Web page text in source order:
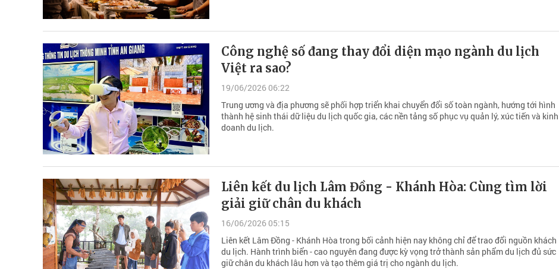
Công nghệ số đang thay đổi diện mạo ngành du lịch
Việt ra sao?
19/06/2026 06:22
Trung ương và địa phương sẽ phối hợp triển khai chuyển đổi số toàn ngành, hướng tới hình
thành hệ sinh thái dữ liệu du lịch quốc gia, các nền tảng số phục vụ quản lý, xúc tiến và kinh
doanh du lịch.
Liên kết du lịch Lâm Đồng - Khánh Hòa: Cùng tìm lời
giải giữ chân du khách
16/06/2026 05:15
Liên kết Lâm Đồng - Khánh Hòa trong bối cảnh hiện nay không chỉ để trao đổi nguồn khách
du lịch. Hành trình biển - cao nguyên đang được kỳ vọng trở thành sản phẩm du lịch đủ sức
giữ chân du khách lâu hơn và tạo thêm giá trị cho ngành du lịch.